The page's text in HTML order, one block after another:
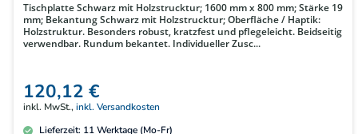
Tischplatte Schwarz mit Holzstrucktur; 1600 mm x 800 mm; Stärke 19
mm; Bekantung Schwarz mit Holzstrucktur; Oberfläche / Haptik:
Holzstruktur. Besonders robust, kratzfest und pflegeleicht. Beidseitig
verwendbar. Rundum bekantet. Individueller Zusc...
120,12 €
inkl. MwSt.,inkl. Versandkosten
Lieferzeit: 11Werktage (Mo-Fr)